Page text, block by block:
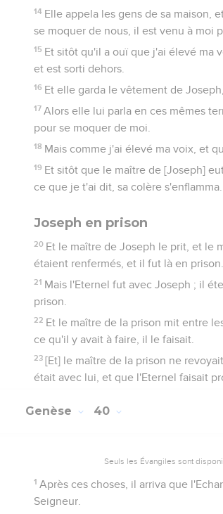
14 Elle appela les gens de sa maison,
se moquer de nous, il est venu à moi
15 Et sitôt qu'il a ouï que j'ai élevé ma
et est sorti dehors.
16 Et elle garda le vêtement de
17 Alors elle lui parla en ces mêmes
pour se moquer de moi.
18 Mais comme j'ai élevé ma voix, et
19 Et sitôt que le maître de [Joseph]
ce que je t'ai dit, sa colère s'enflamma.
Joseph en prison
20 Et le maître de Joseph le prit, et le
étaient renfermés, et il fut là en prison.
21 Mais l'Eternel fut avec Joseph ; il
prison.
22 Et le maître de la prison mit entre
ce qu'il y avait à faire, il le faisait.
23 [Et] le maître de la prison ne
était avec lui, et que l'Eternel faisait
Genèse 40
Seuls les Évangiles sont
1 Après ces choses, il arriva que
Seigneur.